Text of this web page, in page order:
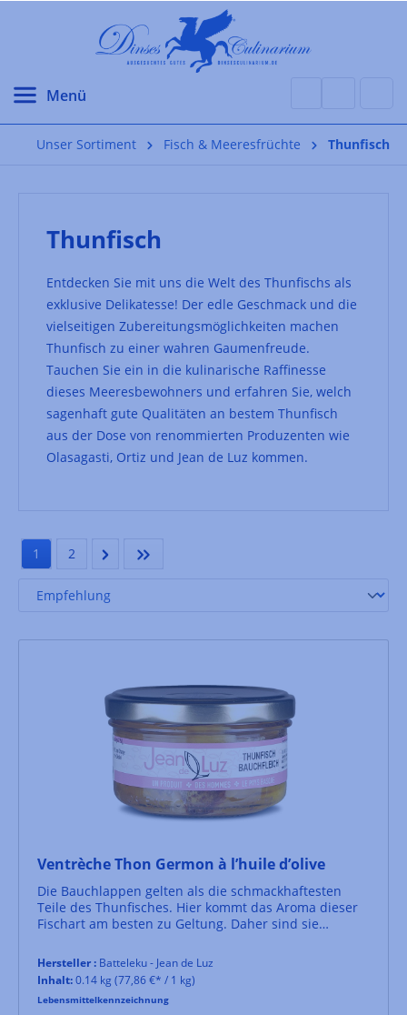
Unser Sortiment Fisch & Meeresfrüchte Thunfisch
Thunfisch
Entdecken Sie mit uns die Welt des Thunfischs als
exklusive Delikatesse! Der edle Geschmack und die
vielseitigen Zubereitungsmöglichkeiten machen
Thunfisch zu einer wahren Gaumenfreude.
Tauchen Sie ein in die kulinarische Raffinesse
dieses Meeresbewohners und erfahren Sie, welch
sagenhaft gute Qualitäten an bestem Thunfisch
aus der Dose von renommierten Produzenten wie
Olasagasti, Ortiz und Jean de Luz kommen.
1 2
Ventrèche Thon Germon à l’huile d’olive
Die Bauchlappen gelten als die schmackhaftesten
Teile des Thunfisches. Hier kommt das Aroma dieser
Fischart am besten zu Geltung. Daher sind sie
Verarbeitung und Zubereitung. Bei Jean de Luz
verarbeitet man nur Longfin-Thun welcher direkt vor
der Haustüre, in der Biskaya, gefischt wurde. Eingelegt
werden die Bauchstreifen in baskischem Olivenöl und
Hersteller : Batteleku - Jean de Luz
Inhalt:0.14 kg (77,86 €* / 1 kg)
Lebensmittelkennzeichnung